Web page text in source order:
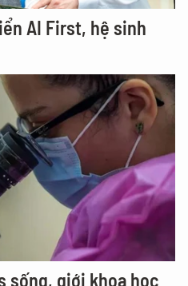
AI First, hệ sinh
sống, giới khoa học